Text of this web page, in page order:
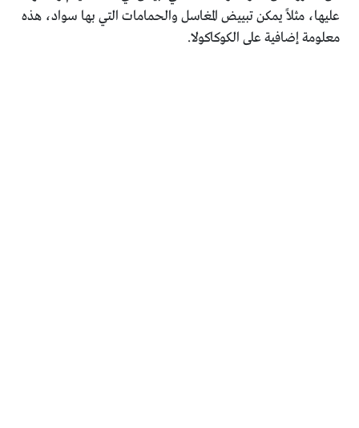
عليها، مثلاً يمكن تبييض المغاسل والحمامات التي بها سواد، هذه
معلومة إضافية على الكوكاكولا.